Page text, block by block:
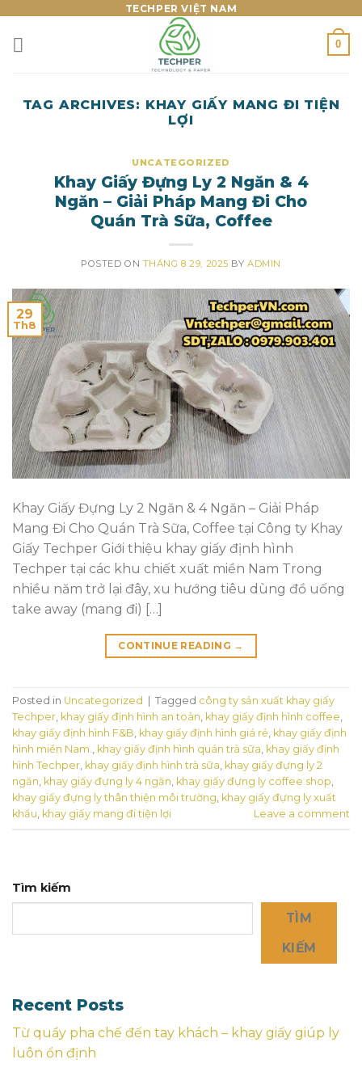
content
TECHPER VIỆT NAM
0
TAG ARCHIVES: KHAY GIẤY MANG ĐI TIỆN
LỢI
UNCATEGORIZED
Khay Giấy Đựng Ly 2 Ngăn & 4
Ngăn – Giải Pháp Mang Đi Cho
Quán Trà Sữa, Coffee
POSTED ON THÁNG 8 29, 2025 BY ADMIN
29
Th8
Khay Giấy Đựng Ly 2 Ngăn & 4 Ngăn – Giải Pháp
Mang Đi Cho Quán Trà Sữa, Coffee tại Công ty Khay
Giấy Techper Giới thiệu khay giấy định hình
Techper tại các khu chiết xuất miền Nam Trong
nhiều năm trở lại đây, xu hướng tiêu dùng đồ uống
take away (mang đi) […]
CONTINUE READING →
Posted in Uncategorized Tagged công ty sản xuất khay giấy
Techper, khay giấy định hình an toàn, khay giấy định hình coffee,
khay giấy định hình F&B, khay giấy định hình giá rẻ, khay giấy định
hình miền Nam., khay giấy định hình quán trà sữa, khay giấy định
hình Techper, khay giấy định hình trà sữa, khay giấy đựng ly 2
ngăn, khay giấy đựng ly 4 ngăn, khay giấy đựng ly coffee shop,
khay giấy đựng ly thân thiện môi trường, khay giấy đựng ly xuất
khẩu, khay giấy mang đi tiện lợi Leave a comment
Tìm kiếm
TÌM
KIẾM
Recent Posts
Từ quầy pha chế đến tay khách – khay giấy giúp ly
luôn ổn định